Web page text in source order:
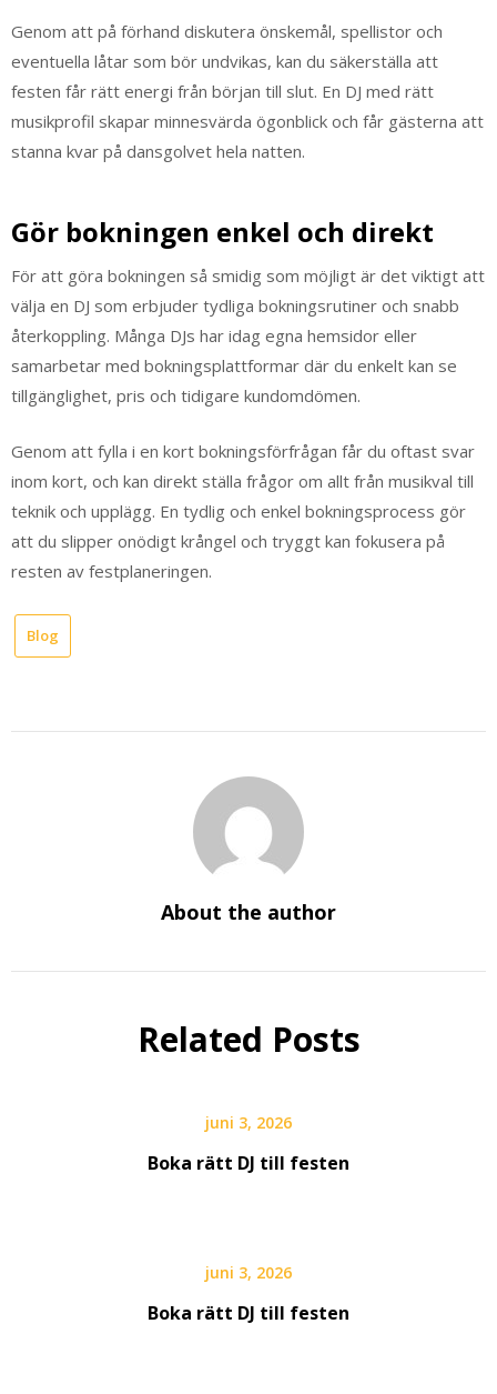
Genom att på förhand diskutera önskemål, spellistor och
eventuella låtar som bör undvikas, kan du säkerställa att
festen får rätt energi från början till slut. En DJ med rätt
musikprofil skapar minnesvärda ögonblick och får gästerna att
stanna kvar på dansgolvet hela natten.
Gör bokningen enkel och direkt
För att göra bokningen så smidig som möjligt är det viktigt att
välja en DJ som erbjuder tydliga bokningsrutiner och snabb
återkoppling. Många DJs har idag egna hemsidor eller
samarbetar med bokningsplattformar där du enkelt kan se
tillgänglighet, pris och tidigare kundomdömen.
Genom att fylla i en kort bokningsförfrågan får du oftast svar
inom kort, och kan direkt ställa frågor om allt från musikval till
teknik och upplägg. En tydlig och enkel bokningsprocess gör
att du slipper onödigt krångel och tryggt kan fokusera på
resten av festplaneringen.
Blog
About the author
Related Posts
juni 3, 2026
Boka rätt DJ till festen
juni 3, 2026
Boka rätt DJ till festen